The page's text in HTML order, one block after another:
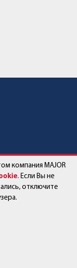
компания MAJOR
. Если Вы не
отключите